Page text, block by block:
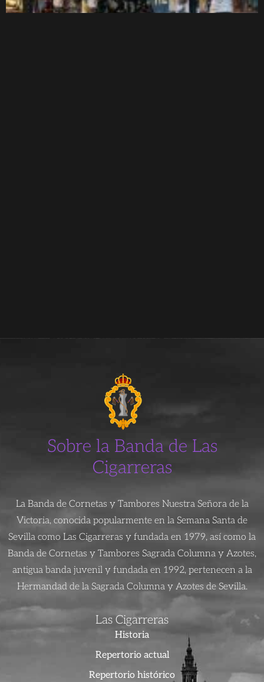
Sobre la Banda de Las
Cigarreras
La Banda de Cornetas y Tambores Nuestra Señora de la
Victoria, conocida popularmente en la Semana Santa de
Sevilla como Las Cigarreras y fundada en 1979, así como la
Banda de Cornetas y Tambores Sagrada Columna y Azotes,
antigua banda juvenil y fundada en 1992, pertenecen a la
Hermandad de la Sagrada Columna y Azotes de Sevilla.
Las Cigarreras
Historia
Repertorio actual
Repertorio histórico